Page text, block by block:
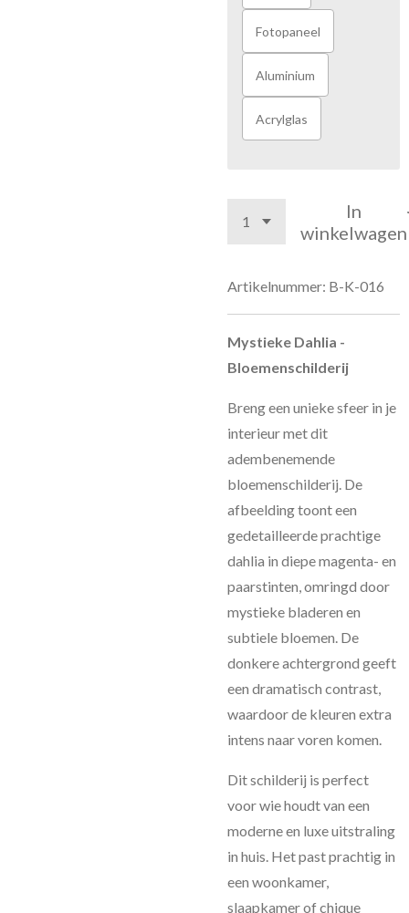
Fotopaneel
Aluminium
Acrylglas
In
winkelwagen
Artikelnummer: B-K-016
Mystieke Dahlia -
Bloemenschilderij
Breng een unieke sfeer in je
interieur met dit
adembenemende
bloemenschilderij. De
afbeelding toont een
gedetailleerde prachtige
dahlia in diepe magenta- en
paarstinten, omringd door
mystieke bladeren en
subtiele bloemen. De
donkere achtergrond geeft
een dramatisch contrast,
waardoor de kleuren extra
intens naar voren komen.
Dit schilderij is perfect
voor wie houdt van een
moderne en luxe uitstraling
in huis. Het past prachtig in
een woonkamer,
slaapkamer of chique